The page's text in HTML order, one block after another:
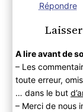
Répondre
A lire avant de
– Les
toute erreur,
… dans le but
– Merci de nous